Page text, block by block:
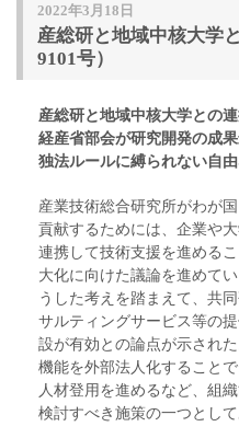
2022年3月18日
産総研と地域中核大学
9101号）
産総研と地域中核大学との
経産省部会が研究開発の成
独法ルールに縛られない自
産業技術総合研究所がわが
貢献するためには、企業や
連携して技術支援を進める
大化に向けた議論を進めて
うした考えを踏まえて、共
サルティングサービス等の
設が有効との論点が示され
機能を外部法人化すること
人材登用を進めるなど、組
検討すべき施策の一つとして